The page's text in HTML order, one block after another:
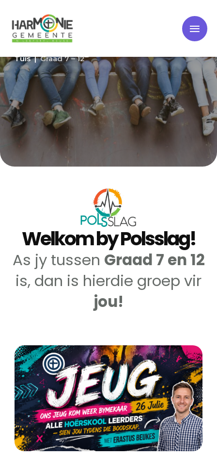
Polsslag
Polsslag
Tuis |Graad 7 – 12
Welkom by Polsslag!
As jy tussen Graad 7 en 12
is, dan is hierdie groep vir
jou!